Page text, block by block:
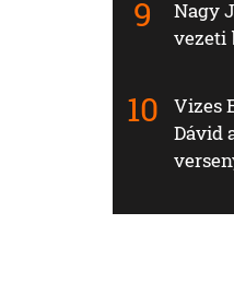
Nagy
vezeti
Vizes
Dávid